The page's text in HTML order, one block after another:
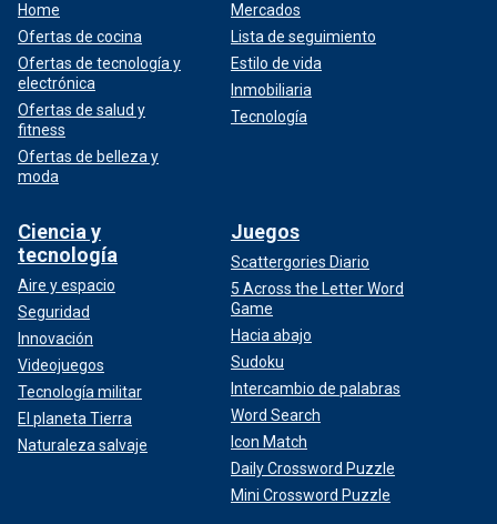
Home
Ofertas de cocina
Ofertas de tecnología y
electrónica
Ofertas de salud y
fitness
Ofertas de belleza y
moda
Mercados
Lista de seguimiento
Estilo de vida
Inmobiliaria
Tecnología
Ciencia y
tecnología
Aire y espacio
Seguridad
Innovación
Videojuegos
Tecnología militar
El planeta Tierra
Naturaleza salvaje
Juegos
Scattergories Diario
5 Across the Letter Word
Game
Hacia abajo
Sudoku
Intercambio de palabras
Word Search
Icon Match
Daily Crossword Puzzle
Mini Crossword Puzzle